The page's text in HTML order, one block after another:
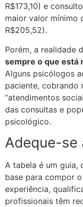
R$173,10) e
maior valor mínimo
R$205,52).
Porém, a realidade
sempre o que está
Alguns psicólogos
paciente, cobrando
“atendimentos
das consultas e
psicológico.
Adeque-se
A tabela é um guia,
base para compor
experiência,
profissionais têm